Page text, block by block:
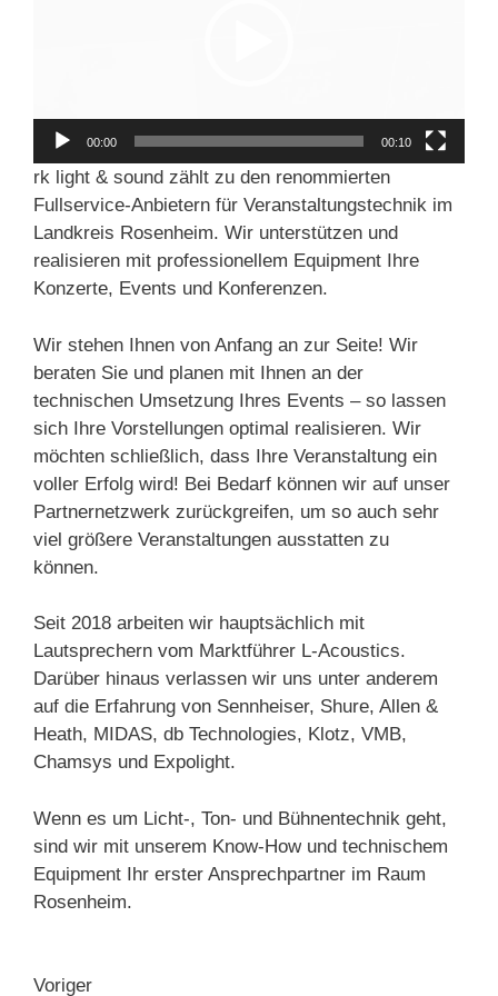
00:00 00:10
rk light & sound zählt zu den renommierten
Fullservice-Anbietern für Veranstaltungstechnik im
Landkreis Rosenheim. Wir unterstützen und
realisieren mit professionellem Equipment Ihre
Konzerte, Events und Konferenzen.
Wir stehen Ihnen von Anfang an zur Seite! Wir
beraten Sie und planen mit Ihnen an der
technischen Umsetzung Ihres Events – so lassen
sich Ihre Vorstellungen optimal realisieren. Wir
möchten schließlich, dass Ihre Veranstaltung ein
voller Erfolg wird! Bei Bedarf können wir auf unser
Partnernetzwerk zurückgreifen, um so auch sehr
viel größere Veranstaltungen ausstatten zu
können.
Seit 2018 arbeiten wir hauptsächlich mit
Lautsprechern vom Marktführer L-Acoustics.
Darüber hinaus verlassen wir uns unter anderem
auf die Erfahrung von Sennheiser, Shure, Allen &
Heath, MIDAS, db Technologies, Klotz, VMB,
Chamsys und Expolight.
Wenn es um Licht-, Ton- und Bühnentechnik geht,
sind wir mit unserem Know-How und technischem
Equipment Ihr erster Ansprechpartner im Raum
Rosenheim.
Voriger